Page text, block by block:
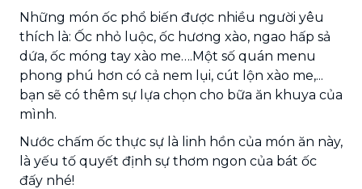
Những món ốc phổ biến được nhiều người yêu
thích là: Ốc nhỏ luộc, ốc hương xào, ngao hấp sả
dứa, ốc móng tay xào me….Một số quán menu
phong phú hơn có cả nem lụi, cút lộn xào me,...
bạn sẽ có thêm sự lựa chọn cho bữa ăn khuya của
mình.
Nước chấm ốc thực sự là linh hồn của món ăn này,
là yếu tố quyết định sự thơm ngon của bát ốc
đấy nhé!